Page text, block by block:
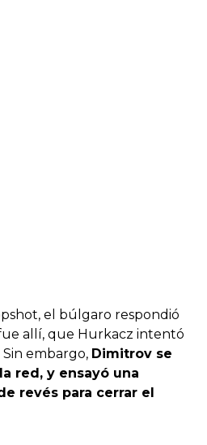
el búlgaro respondió
allí, que Hurkacz intentó
embargo, Dimitrov se
red, y ensayó una
revés para cerrar el